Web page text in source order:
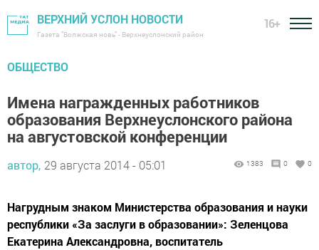
ВЕРХНИЙ УСЛОН НОВОСТИ
Газета "Волжская новь" - Верхнеуслонский район
16+
ОБЩЕСТВО
Имена награжденных работников
образования Верхнеуслонского района
на августовской конференции
автор, 29 августа 2014 - 05:01 1383 0 0
Нагрудным знаком Министерства образования и науки
республики «За заслуги в образовании»: Зеленцова
Екатерина Александровна, воспитатель